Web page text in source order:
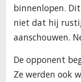
binnenlopen.
niet dat hij
aanschouwen.
De opponent
Ze werden ook